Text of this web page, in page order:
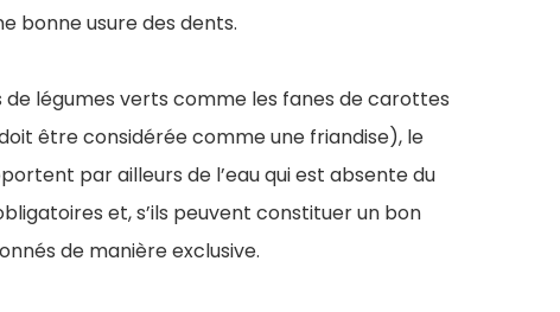
bonne usure des dents.
légumes verts comme les fanes de carottes
être considérée comme une friandise), le
par ailleurs de l’eau qui est absente du
et, s’ils peuvent constituer un bon
de manière exclusive.